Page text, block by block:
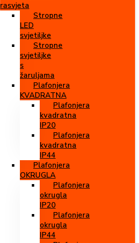
rasvjeta
Stropne
LED
svjetiljke
Stropne
svjetiljke
s
žaruljama
Plafonjera
KVADRATNA
Plafonjera
kvadratna
IP20
Plafonjera
kvadratna
IP44
Plafonjera
OKRUGLA
Plafonjera
okrugla
IP20
Plafonjera
okrugla
IP44